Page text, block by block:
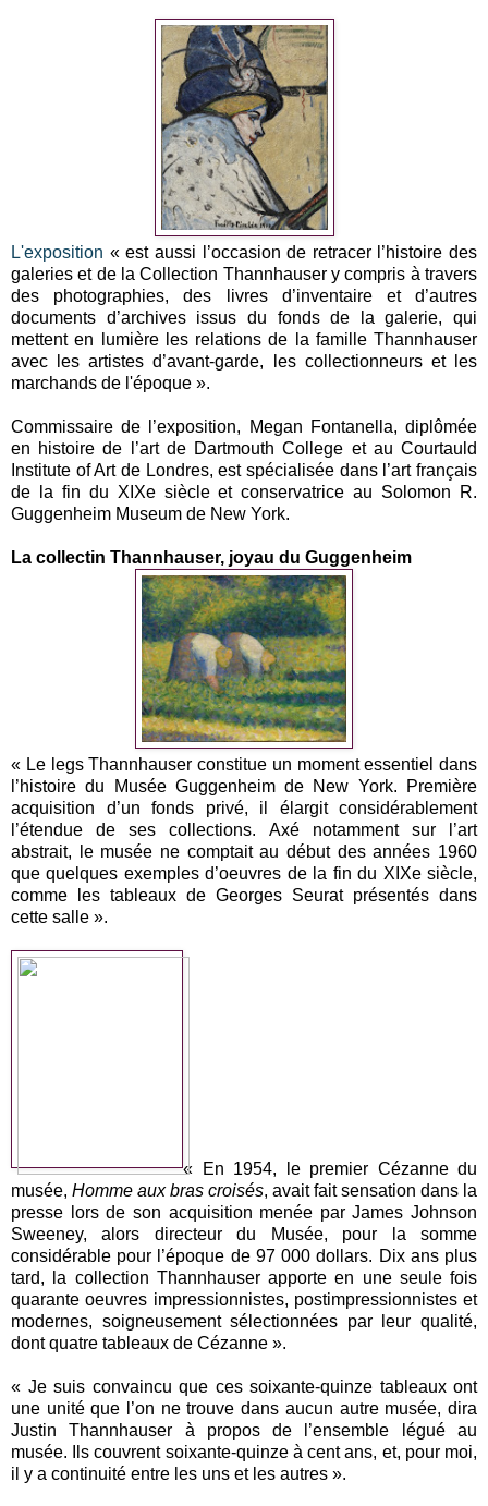
L'exposition « est aussi l’occasion de retracer l’histoire des
galeries et de la Collection Thannhauser y compris à travers
des photographies, des livres d’inventaire et d’autres
documents d’archives issus du fonds de la galerie, qui
mettent en lumière les relations de la famille Thannhauser
avec les artistes d’avant-garde, les collectionneurs et les
marchands de l'époque ».
Commissaire de l’exposition, Megan Fontanella, diplômée
en histoire de l’art de Dartmouth College et au Courtauld
Institute of Art de Londres, est spécialisée dans l’art français
de la fin du XIXe siècle et conservatrice au Solomon R.
Guggenheim Museum de New York.
La collectin Thannhauser, joyau du Guggenheim
« Le legs Thannhauser constitue un moment essentiel dans
l’histoire du Musée Guggenheim de New York. Première
acquisition d’un fonds privé, il élargit considérablement
l’étendue de ses collections. Axé notamment sur l’art
abstrait, le musée ne comptait au début des années 1960
que quelques exemples d’oeuvres de la fin du XIXe siècle,
comme les tableaux de Georges Seurat présentés dans
cette salle ».
« En 1954, le premier Cézanne du
musée, Homme aux bras croisés, avait fait sensation dans la
presse lors de son acquisition menée par James Johnson
Sweeney, alors directeur du Musée, pour la somme
considérable pour l’époque de 97 000 dollars. Dix ans plus
tard, la collection Thannhauser apporte en une seule fois
quarante oeuvres impressionnistes, postimpressionnistes et
modernes, soigneusement sélectionnées par leur qualité,
dont quatre tableaux de Cézanne ».
« Je suis convaincu que ces soixante-quinze tableaux ont
une unité que l’on ne trouve dans aucun autre musée, dira
Justin Thannhauser à propos de l’ensemble légué au
musée. Ils couvrent soixante-quinze à cent ans, et, pour moi,
il y a continuité entre les uns et les autres ».